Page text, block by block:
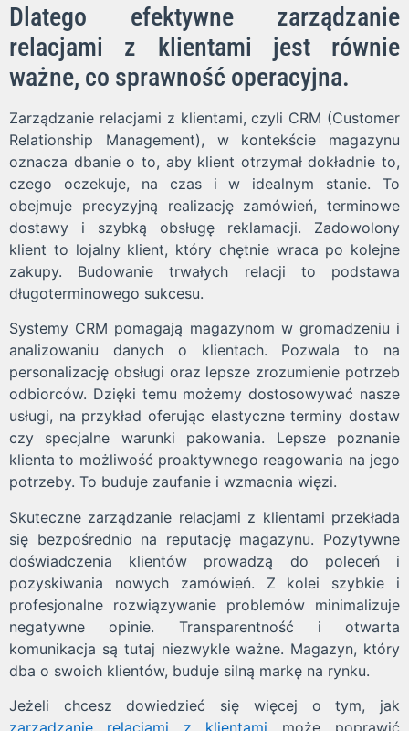
Dlatego efektywne zarządzanie
relacjami z klientami jest równie
ważne, co sprawność operacyjna.
Zarządzanie relacjami z klientami, czyli CRM (Customer
Relationship Management), w kontekście magazynu
oznacza dbanie o to, aby klient otrzymał dokładnie to,
czego oczekuje, na czas i w idealnym stanie. To
obejmuje precyzyjną realizację zamówień, terminowe
dostawy i szybką obsługę reklamacji. Zadowolony
klient to lojalny klient, który chętnie wraca po kolejne
zakupy. Budowanie trwałych relacji to podstawa
długoterminowego sukcesu.
Systemy CRM pomagają magazynom w gromadzeniu i
analizowaniu danych o klientach. Pozwala to na
personalizację obsługi oraz lepsze zrozumienie potrzeb
odbiorców. Dzięki temu możemy dostosowywać nasze
usługi, na przykład oferując elastyczne terminy dostaw
czy specjalne warunki pakowania. Lepsze poznanie
klienta to możliwość proaktywnego reagowania na jego
potrzeby. To buduje zaufanie i wzmacnia więzi.
Skuteczne zarządzanie relacjami z klientami przekłada
się bezpośrednio na reputację magazynu. Pozytywne
doświadczenia klientów prowadzą do poleceń i
pozyskiwania nowych zamówień. Z kolei szybkie i
profesjonalne rozwiązywanie problemów minimalizuje
negatywne opinie. Transparentność i otwarta
komunikacja są tutaj niezwykle ważne. Magazyn, który
dba o swoich klientów, buduje silną markę na rynku.
Jeżeli chcesz dowiedzieć się więcej o tym, jak
zarządzanie relacjami z klientami może poprawić